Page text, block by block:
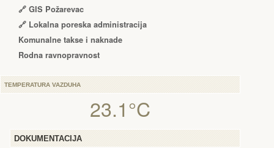
🔗 GIS Požarevac
🔗 Lokalna poreska administracija
Komunalne takse i naknade
Rodna ravnopravnost
TEMPERATURA VAZDUHA
23.1°C
DOKUMENTACIJA